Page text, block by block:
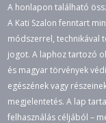
A honlapon található
A Kati Szalon fenntart
módszerrel, technikával
jogot. A laphoz tartozó
és magyar törvények
egészének vagy
megjelentetés. A lap
felhasználás céljából –